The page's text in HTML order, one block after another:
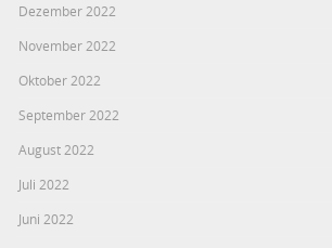
Dezember 2022
November 2022
Oktober 2022
September 2022
August 2022
Juli 2022
Juni 2022